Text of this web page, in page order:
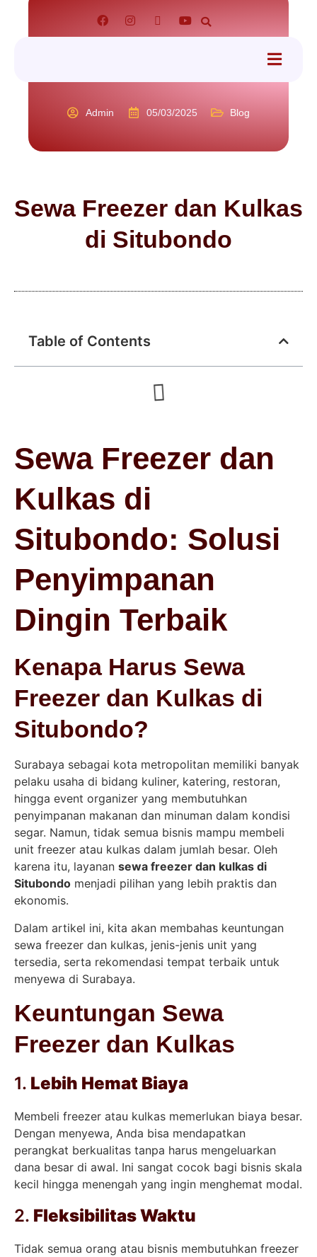
Admin 05/03/2025 Blog
Sewa Freezer dan Kulkas
di Situbondo
Table of Contents
Sewa Freezer dan
Kulkas di
Situbondo: Solusi
Penyimpanan
Dingin Terbaik
Kenapa Harus Sewa
Freezer dan Kulkas di
Situbondo?
Surabaya sebagai kota metropolitan memiliki banyak
pelaku usaha di bidang kuliner, katering, restoran,
hingga event organizer yang membutuhkan
penyimpanan makanan dan minuman dalam kondisi
segar. Namun, tidak semua bisnis mampu membeli
unit freezer atau kulkas dalam jumlah besar. Oleh
karena itu, layanan sewa freezer dan kulkas di
Situbondo menjadi pilihan yang lebih praktis dan
ekonomis.
Dalam artikel ini, kita akan membahas keuntungan
sewa freezer dan kulkas, jenis-jenis unit yang
tersedia, serta rekomendasi tempat terbaik untuk
menyewa di Surabaya.
Keuntungan Sewa
Freezer dan Kulkas
1. Lebih Hemat Biaya
Membeli freezer atau kulkas memerlukan biaya besar.
Dengan menyewa, Anda bisa mendapatkan
perangkat berkualitas tanpa harus mengeluarkan
dana besar di awal. Ini sangat cocok bagi bisnis skala
kecil hingga menengah yang ingin menghemat modal.
2. Fleksibilitas Waktu
Tidak semua orang atau bisnis membutuhkan freezer